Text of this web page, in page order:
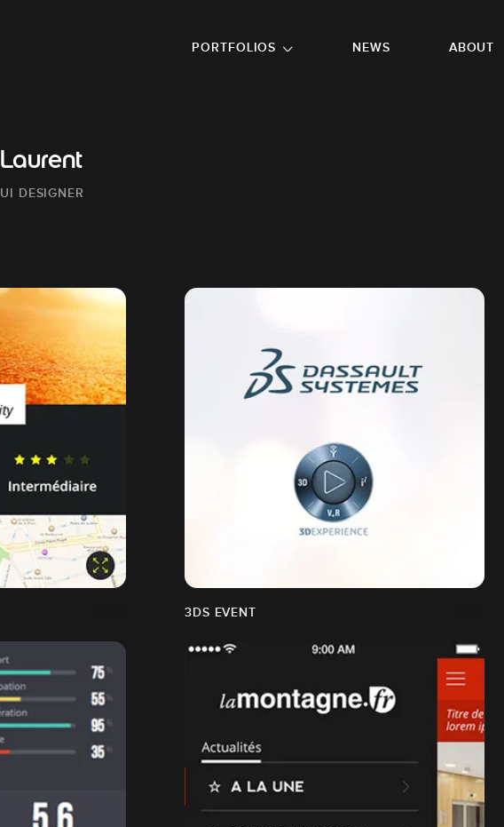
PORTFOLIOS
NEWS ABOUT
Laurent
UI DESIGNER
3DS EVENT